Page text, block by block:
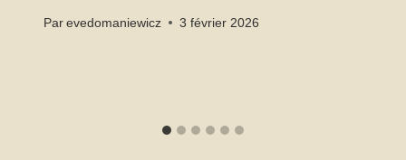
Parevedomaniewicz 3 février 2026